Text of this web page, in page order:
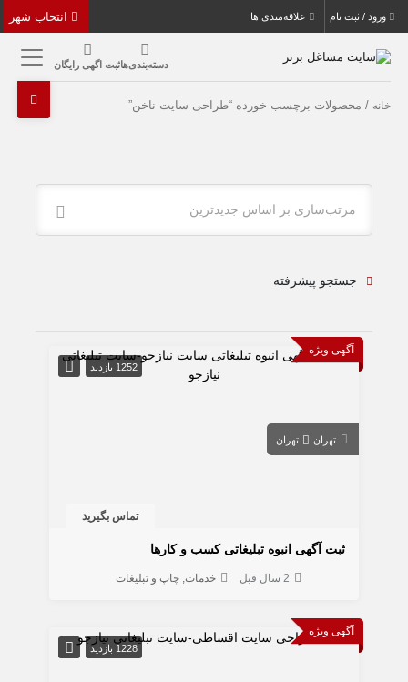
ورود / ثبت نام علاقه‌مندی ها
دسته‌بندی‌هاثبت اگهی رایگان
خانه / محصولات برچسب خورده “طراحی سایت ناخن”
مرتب‌سازی بر اساس جدیدترین
جستجو پیشرفته
آگهی ویژه
1252 بازدید
تهران تهران
تماس بگیرید
ثبت آگهی انبوه تبلیغاتی کسب و کارها
2 سال قبل خدمات چاپ و تبلیغات
آگهی ویژه
1228 بازدید